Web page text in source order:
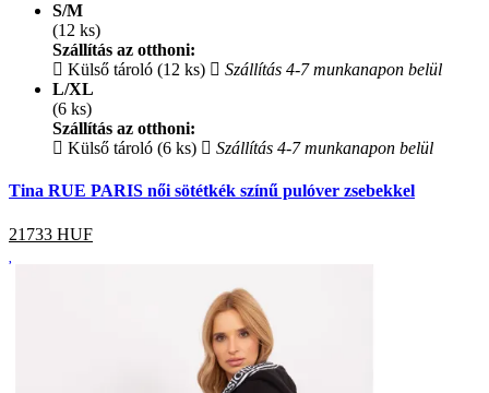
S/M
(12 ks)
Szállítás az otthoni:
Külső tároló (12 ks)
Szállítás 4-7 munkanapon belül
L/XL
(6 ks)
Szállítás az otthoni:
Külső tároló (6 ks)
Szállítás 4-7 munkanapon belül
Tina RUE PARIS női sötétkék színű pulóver zsebekkel
21733 HUF